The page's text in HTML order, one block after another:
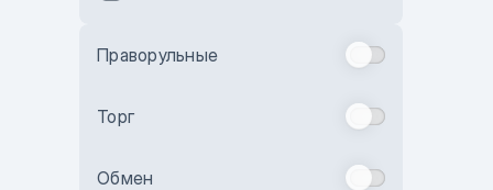
Бежевый
Праворульные
Торг
Обмен